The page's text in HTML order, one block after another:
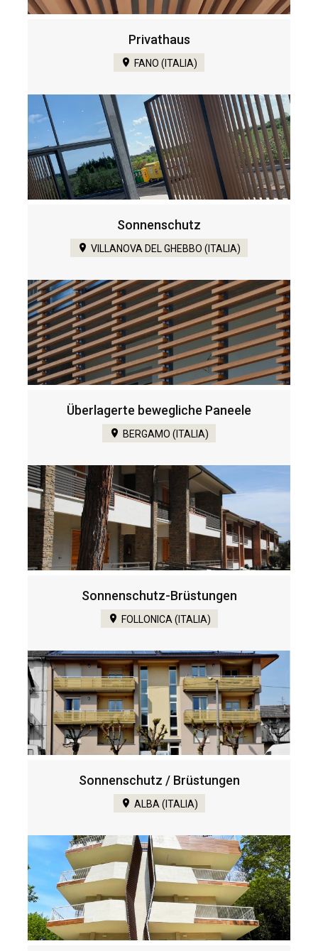
Privathaus
FANO (ITALIA)
Sonnenschutz
VILLANOVA DEL GHEBBO (ITALIA)
Überlagerte bewegliche Paneele
BERGAMO (ITALIA)
Sonnenschutz-Brüstungen
FOLLONICA (ITALIA)
Sonnenschutz / Brüstungen
ALBA (ITALIA)